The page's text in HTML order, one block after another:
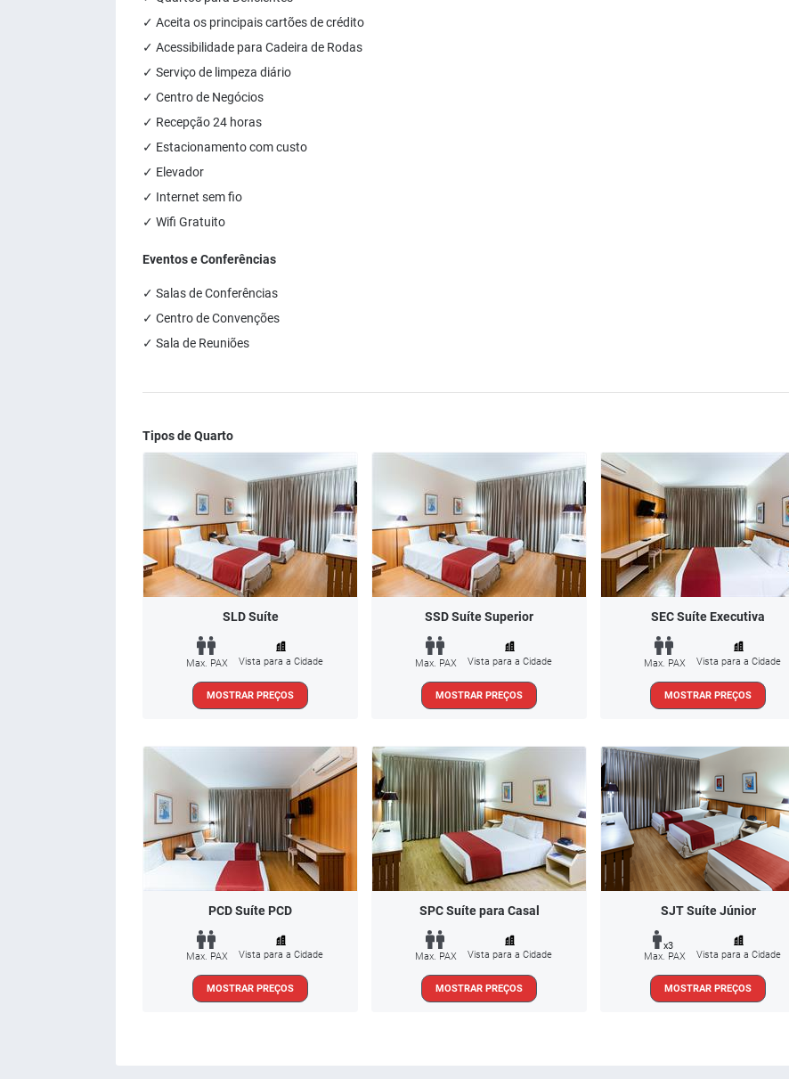
✓ Aceita os principais cartões de crédito
✓ Acessibilidade para Cadeira de Rodas
✓ Serviço de limpeza diário
✓ Centro de Negócios
✓ Recepção 24 horas
✓ Estacionamento com custo
✓ Elevador
✓ Internet sem fio
✓ Wifi Gratuito
Eventos e Conferências
✓ Salas de Conferências
✓ Centro de Convenções
✓ Sala de Reuniões
Tipos de Quarto
SLD Suíte
Max. PAX Vista para a Cidade
MOSTRAR PREÇOS
SSD Suíte Superior
Max. PAX Vista para a Cidade
MOSTRAR PREÇOS
SEC Suíte Executiva
Max. PAX Vista para a Cidade
MOSTRAR PREÇOS
PCD Suíte PCD
Max. PAX Vista para a Cidade
MOSTRAR PREÇOS
SPC Suíte para Casal
Max. PAX Vista para a Cidade
MOSTRAR PREÇOS
SJT Suíte Júnior
x3
Max. PAX
Vista para a Cidade
MOSTRAR PREÇOS